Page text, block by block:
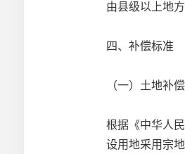
由县级以上地
四、补偿标准
（一）土地补
根据《中华人
设用地采用宗